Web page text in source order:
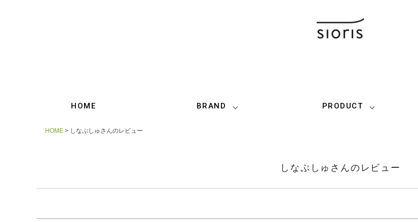
HOME BRAND PRODUCT
HOME しなぷしゅさんのレビュー
しなぷしゅさんのレビュー